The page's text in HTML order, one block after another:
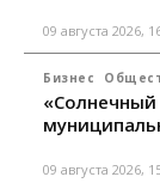
09 августа 2026,
Бизнес
«Солнечный
09 августа 2026,